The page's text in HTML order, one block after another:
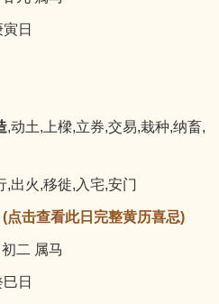
日
,动土,上樑,立券,交易,栽种,纳畜,
,出火,移徙,入宅,安门
(点击查看此日完整黄历喜忌)
二 属马
日